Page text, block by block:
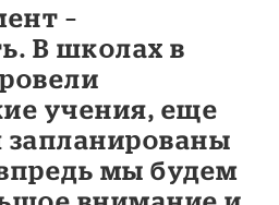
–
В школах в
учения, еще
запланированы
мы будем